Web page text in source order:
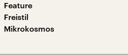
Feature
Freistil
Mikrokosmos